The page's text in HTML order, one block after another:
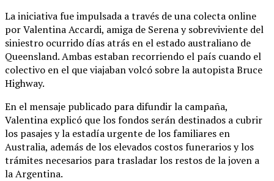
La iniciativa fue impulsada a través de una colecta online
por Valentina Accardi, amiga de Serena y sobreviviente del
siniestro ocurrido días atrás en el estado australiano de
Queensland. Ambas estaban recorriendo el país cuando el
colectivo en el que viajaban volcó sobre la autopista Bruce
Highway.
En el mensaje publicado para difundir la campaña,
Valentina explicó que los fondos serán destinados a cubrir
los pasajes y la estadía urgente de los familiares en
Australia, además de los elevados costos funerarios y los
trámites necesarios para trasladar los restos de la joven a
la Argentina.